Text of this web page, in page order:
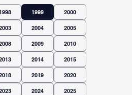
1999 2000
2004 2005
2009 2010
2014 2015
2019 2020
2024 2025